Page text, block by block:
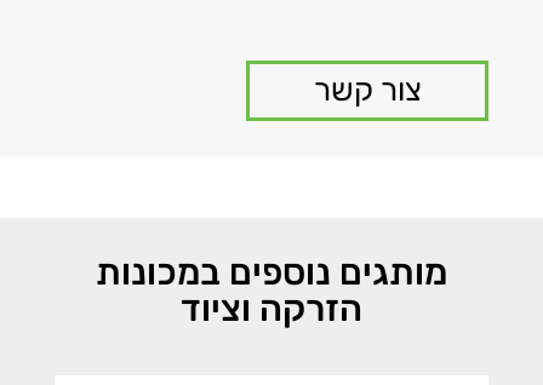
צור קשר
מותגים נוספים במכונות
הזרקה וציוד